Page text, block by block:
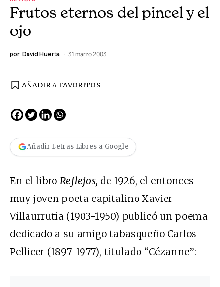
Frutos eternos del pincel y el
ojo
por David Huerta 31 marzo 2003
AÑADIR A FAVORITOS
Añadir Letras Libres a Google
En el libroReflejos, de 1926, el entonces
muy joven poeta capitalino Xavier
Villaurrutia (1903-1950) publicó un poema
dedicado a su amigo tabasqueño Carlos
Pellicer (1897-1977), titulado “Cézanne”: